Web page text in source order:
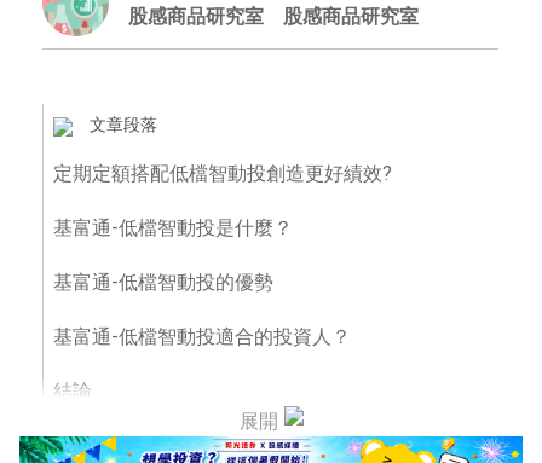
股感商品研究室 股感商品研究室
文章段落
定期定額搭配低檔智動投創造更好績效?
基富通-低檔智動投是什麼？
基富通-低檔智動投的優勢
基富通-低檔智動投適合的投資人？
結論
展開